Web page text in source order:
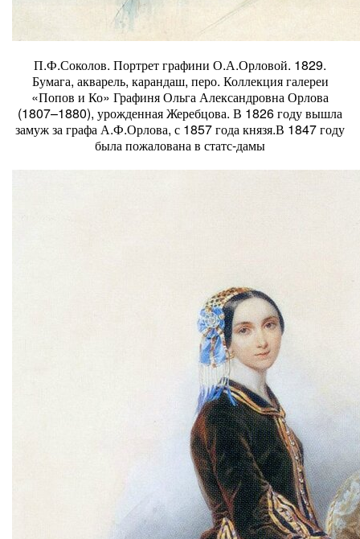
П.Ф.Соколов. Портрет графини О.А.Орловой. 1829.
Бумага, акварель, карандаш, перо. Коллекция галереи
«Попов и Ко» Графиня Ольга Александровна Орлова
(1807–1880), урожденная Жеребцова. В 1826 году вышла
замуж за графа А.Ф.Орлова, с 1857 года князя.В 1847 году
была пожалована в статс-дамы